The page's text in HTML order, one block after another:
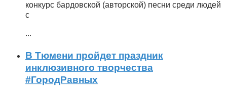
конкурс бардовской (авторской) песни среди людей
с
...
В Тюмени пройдет праздник
инклюзивного творчества
#ГородРавных